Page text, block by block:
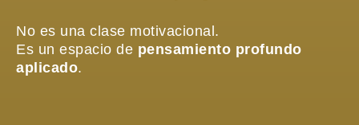
No es una clase motivacional.
Es un espacio de pensamiento profundo
aplicado.